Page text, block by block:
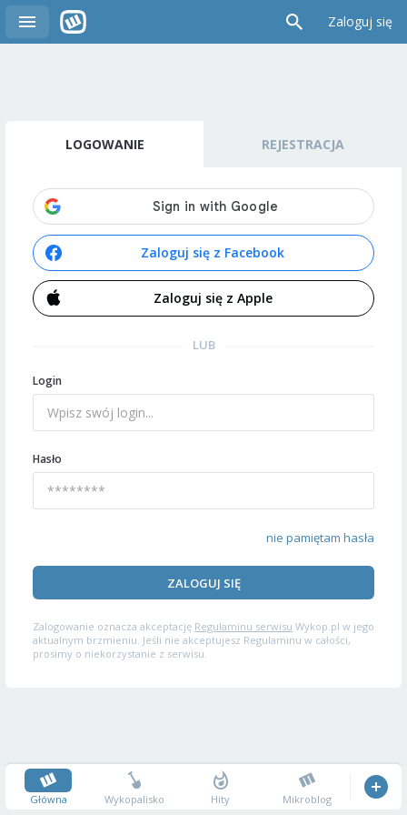
Zaloguj się
LOGOWANIE REJESTRACJA
Zaloguj się z Facebook
Zaloguj się z Apple
LUB
Login
Hasło
nie pamiętam hasła
ZALOGUJ SIĘ
Zalogowanie oznacza akceptację Regulaminu serwisu Wykop.pl w jego
aktualnym brzmieniu. Jeśli nie akceptujesz Regulaminu w całości,
prosimy o niekorzystanie z serwisu.
Główna Wykopalisko Hity Mikroblog